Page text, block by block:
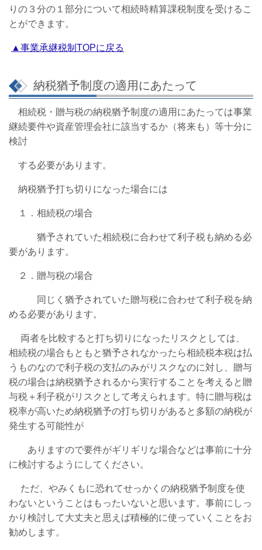
りの３分の１部分について相続時精算課税制度を受けるこ
とができます。
▲事業承継税制TOPに戻る
納税猶予制度の適用にあたって
相続税・贈与税の納税猶予制度の適用にあたっては事業
継続要件や資産管理会社に該当するか（将来も）等十分に
検討
する必要があります。
納税猶予打ち切りになった場合には
１．相続税の場合
猶予されていた相続税に合わせて利子税も納める必
要があります。
２．贈与税の場合
同じく猶予されていた贈与税に合わせて利子税を納
める必要があります。
両者を比較すると打ち切りになったリスクとしては、
相続税の場合もともと猶予されなかったら相続税本税は払
うものなので利子税の支払のみがリスクなのに対し、贈与
税の場合は納税猶予されるから実行することを考えると贈
与税＋利子税がリスクとして考えられます。特に贈与税は
税率が高いため納税猶予の打ち切りがあると多額の納税が
発生する可能性が
ありますので要件がギリギリな場合などは事前に十分
に検討するようにしてください。
ただ、やみくもに恐れてせっかくの納税猶予制度を使
わないということはもったいないと思います。事前にしっ
かり検討して大丈夫と思えば積極的に使っていくことをお
勧めします。